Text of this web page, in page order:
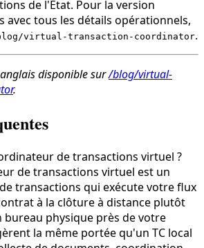
de l'État. Pour la version
avec tous les détails opérationnels,
virtual-transaction-coordinator.
disponible sur/blog/virtual-
.
de transactions virtuel ?
de transactions virtuel est un
transactions qui exécute votre flux
à la clôture à distance plutôt
bureau physique près de votre
la même portée qu'un TC local